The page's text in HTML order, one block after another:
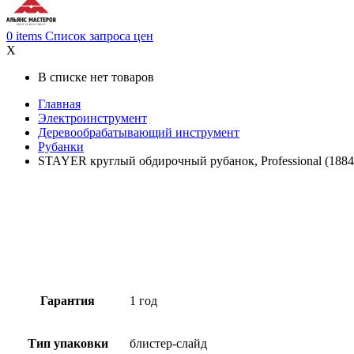
0 items Список запроса цен
X
В списке нет товаров
Главная
Электроинструмент
Деревообрабатывающий инструмент
Рубанки
STAYER круглый обдирочный рубанок, Professional
Гарантия 1 год
Тип упаковки блистер-слайд